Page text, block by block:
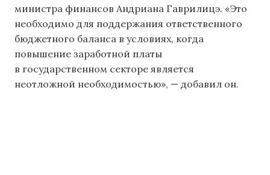
министра финансов Андриана Гаврилицэ. «Это
необходимо для поддержания ответственного
бюджетного баланса в условиях, когда
повышение заработной платы
в государственном секторе является
неотложной необходимостью», — добавил он.